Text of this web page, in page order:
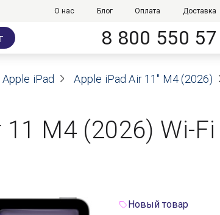
О нас Блог Оплата Доставка
8 800 550
Apple iPad Apple iPad Air 11" M4 (2026)
11 M4 (2026) Wi-
Новый товар